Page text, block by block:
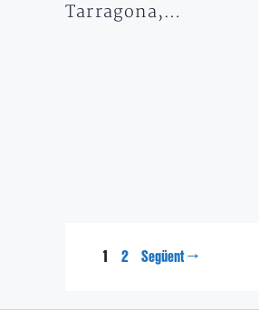
Tarragona,…
Pàgina
1 Pàgina
2 Següent →